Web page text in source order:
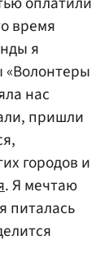
время
я
«Волонтеры
нас
пришли
городов и
. Я мечтаю
питалась